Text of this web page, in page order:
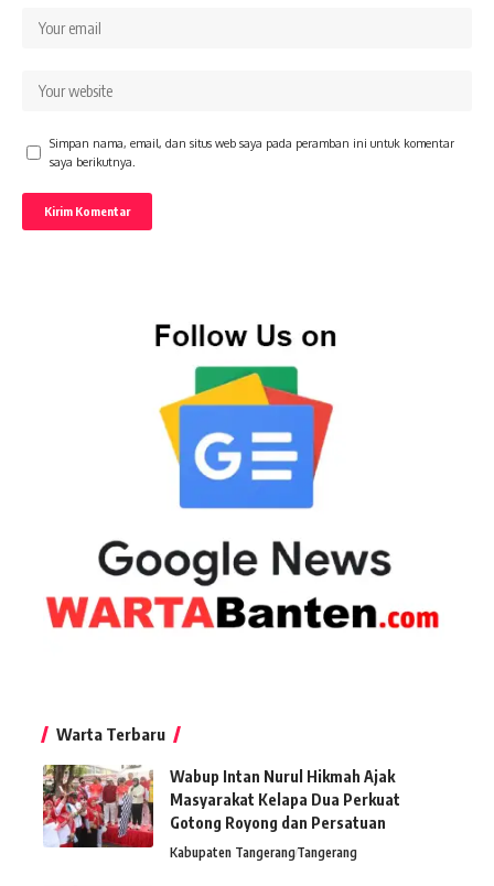
Simpan nama, email, dan situs web saya pada peramban ini untuk komentar
saya berikutnya.
Warta Terbaru
Wabup Intan Nurul Hikmah Ajak
Masyarakat Kelapa Dua Perkuat
Gotong Royong dan Persatuan
Kabupaten TangerangTangerang